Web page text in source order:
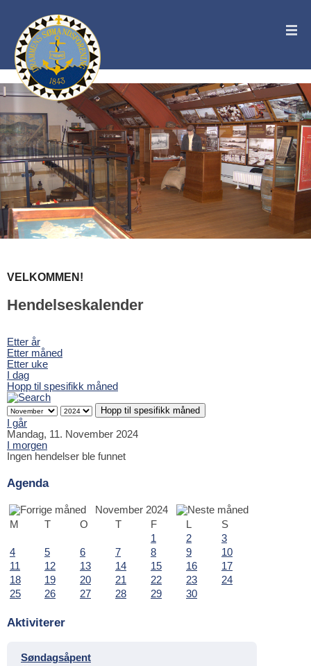
VELKOMMEN!
Hendelseskalender
Etter år
Etter måned
Etter uke
I dag
Hopp til spesifikk måned
Hopp til spesifikk måned
I går
Mandag, 11. November 2024
I morgen
Ingen hendelser ble funnet
Agenda
November 2024
M
T O T F L
S
1
2
3
4
5 6 7 8 9
10
11
12 13 14 15 16
17
18
19 20 21 22 23
24
25
26 27 28 29 30
Aktiviterer
Søndagsåpent